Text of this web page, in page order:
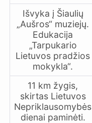
Išvyka į Šiaulių
„Aušros“ muziejų.
Edukacija
„Tarpukario
Lietuvos pradžios
mokykla“.
11 km žygis,
skirtas Lietuvos
Nepriklausomybės
dienai paminėti.